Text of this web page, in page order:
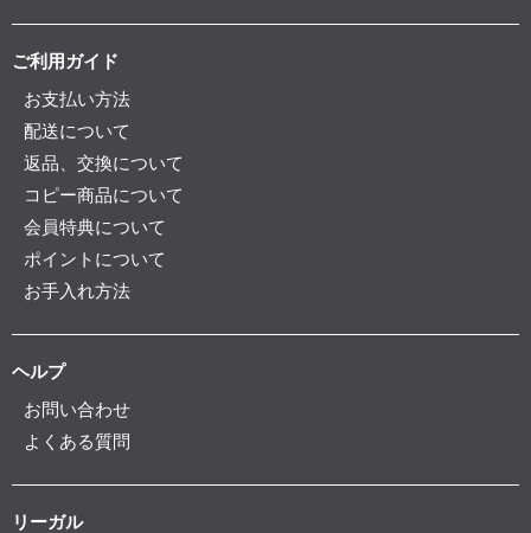
ご利用ガイド
お支払い方法
配送について
返品、交換について
コピー商品について
会員特典について
ポイントについて
お手入れ方法
ヘルプ
お問い合わせ
よくある質問
リーガル